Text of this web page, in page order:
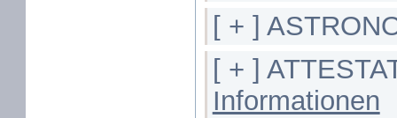
[ + ]
[ + ]
Informationen